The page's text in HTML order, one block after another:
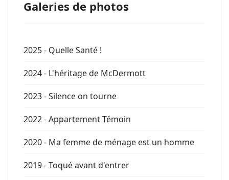
Galeries de photos
2025 - Quelle Santé !
2024 - L'héritage de McDermott
2023 - Silence on tourne
2022 - Appartement Témoin
2020 - Ma femme de ménage est un homme
2019 - Toqué avant d'entrer